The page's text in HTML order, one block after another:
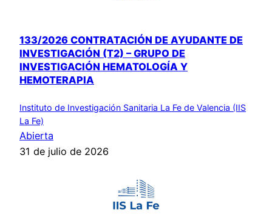
133/2026 CONTRATACIÓN DE AYUDANTE DE
INVESTIGACIÓN (T2) – GRUPO DE
INVESTIGACIÓN HEMATOLOGÍA Y
HEMOTERAPIA
Instituto de Investigación Sanitaria La Fe de Valencia (IIS
La Fe)
Abierta
31 de julio de 2026